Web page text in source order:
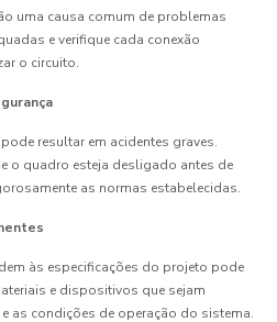
uma causa comum de problemas
e verifique cada conexão
o circuito.
resultar em acidentes graves.
o quadro esteja desligado antes de
as normas estabelecidas.
às especificações do projeto pode
e dispositivos que sejam
as condições de operação do sistema.